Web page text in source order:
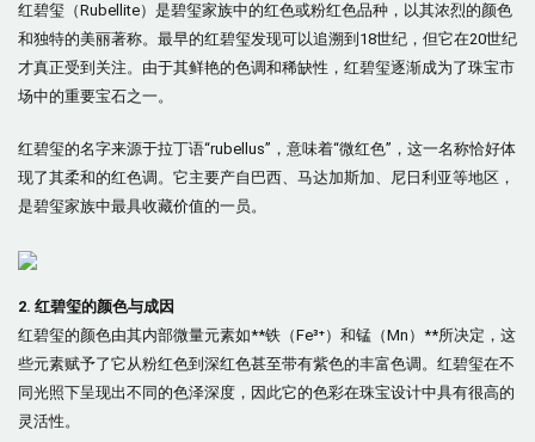
红碧玺（Rubellite）是碧玺家族中的红色或粉红色品种，以其浓烈的颜色
和独特的美丽著称。最早的红碧玺发现可以追溯到18世纪，但它在20世纪
才真正受到关注。由于其鲜艳的色调和稀缺性，红碧玺逐渐成为了珠宝市
场中的重要宝石之一。
红碧玺的名字来源于拉丁语“rubellus”，意味着“微红色”，这一名称恰好体
现了其柔和的红色调。它主要产自巴西、马达加斯加、尼日利亚等地区，
是碧玺家族中最具收藏价值的一员。
2. 红碧玺的颜色与成因
红碧玺的颜色由其内部微量元素如**铁（Fe³⁺）和锰（Mn）**所决定，这
些元素赋予了它从粉红色到深红色甚至带有紫色的丰富色调。红碧玺在不
同光照下呈现出不同的色泽深度，因此它的色彩在珠宝设计中具有很高的
灵活性。